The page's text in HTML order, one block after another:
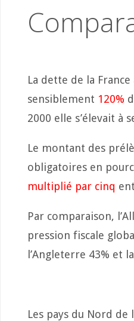
La dette de la
sensiblement 120%
2000 elle s’élevait à
Le montant des
obligatoires en
multiplié par cinq
Par comparaison,
pression fiscale
l’Angleterre 43% et
Les pays du Nord de